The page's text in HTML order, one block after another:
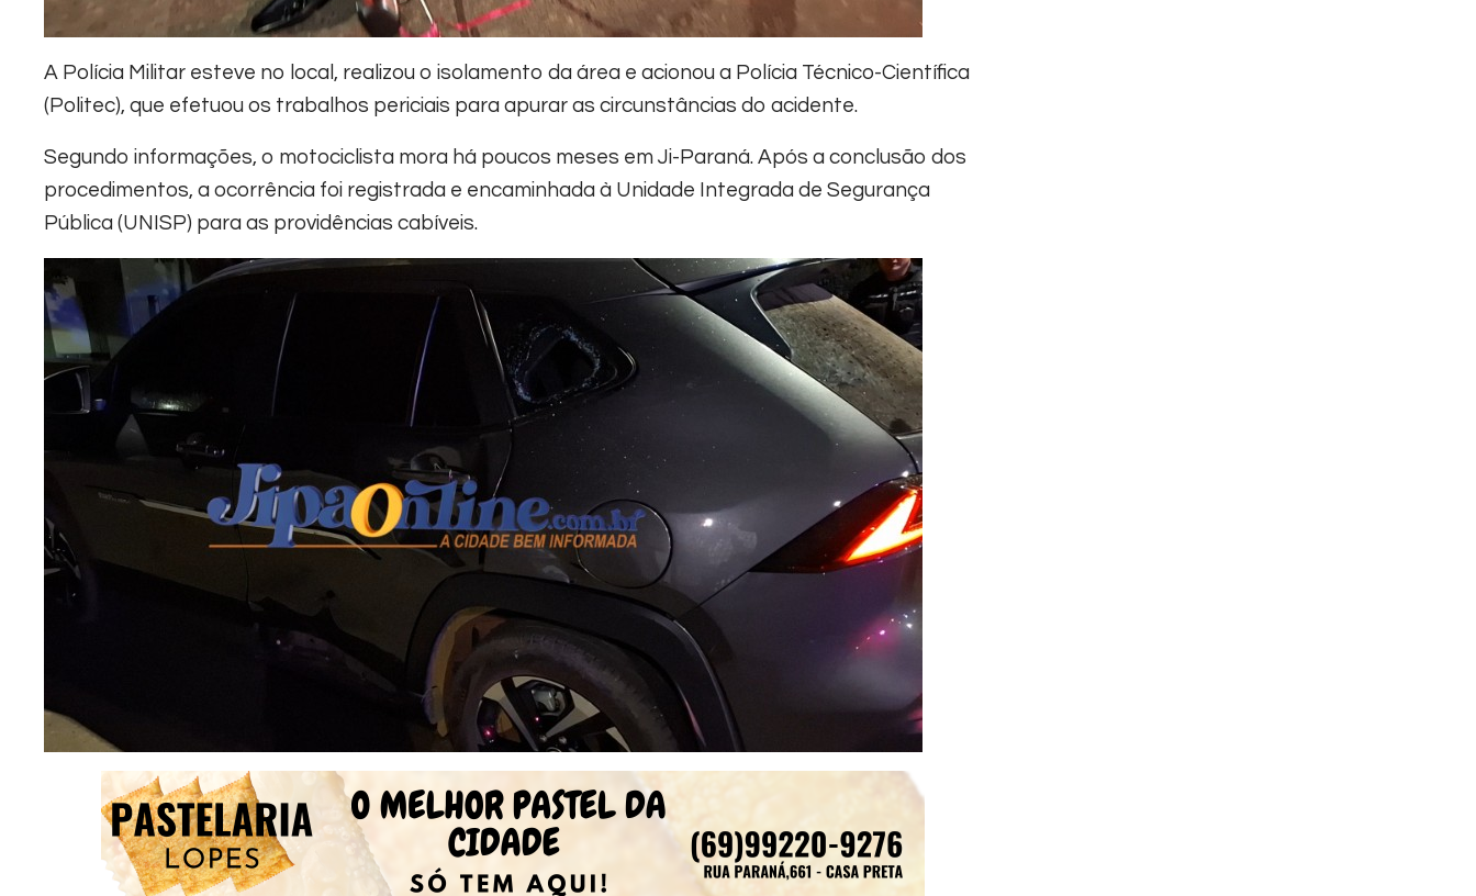
A Polícia Militar esteve no local, realizou o isolamento da área e acionou a Polícia Técnico-Científica
(Politec), que efetuou os trabalhos periciais para apurar as circunstâncias do acidente.
Segundo informações, o motociclista mora há poucos meses em Ji-Paraná. Após a conclusão dos
procedimentos, a ocorrência foi registrada e encaminhada à Unidade Integrada de Segurança
Pública (UNISP) para as providências cabíveis.